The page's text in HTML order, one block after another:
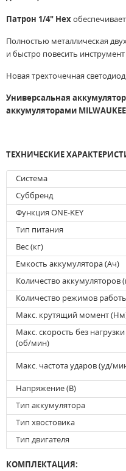
Патрон 1/4" Hex
Полностью металлическая
и быстро повесить
Новая трехточечная
Универсальная
аккумуляторами
ТЕХНИЧЕСКИЕ
Система
Суббренд
Функция ONE-KEY
Тип питания
Вес (кг)
Емкость аккумулятора (Ач)
Количество аккумуляторов
Количество режимов
Макс. крутящий момент
Макс. скорость без нагрузки
(об/мин)
Макс. частота ударов (уд/
Напряжение (В)
Тип аккумулятора
Тип хвостовика
Тип двигателя
КОМПЛЕКТАЦИЯ: